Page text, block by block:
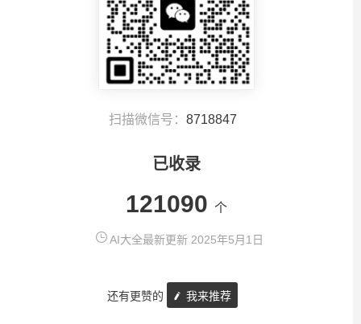
扫描微信号： 8718847
已收录
121090 个
AI大全最新更新 2025年5月1日
还有更赞的 我来推荐